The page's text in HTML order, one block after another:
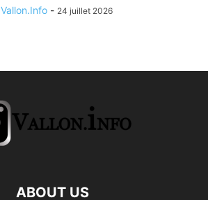
Vallon.Info - 24 juillet 2026
ABOUT US